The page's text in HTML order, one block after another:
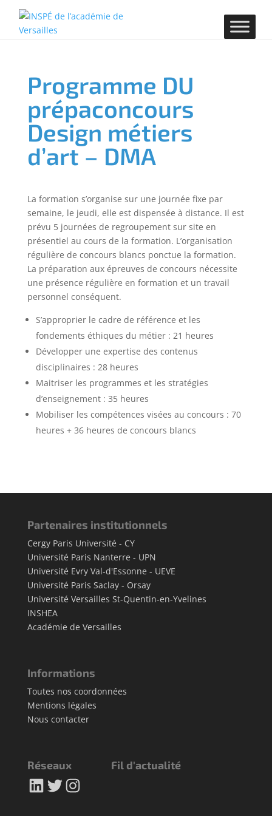
Programme DU
prépaconcours
Design métiers
d’art – DMA
La formation s’organise sur une journée fixe par
semaine, le jeudi, elle est dispensée à distance. Il est
prévu 5 journées de regroupement sur site en
présentiel au cours de la formation. L’organisation
régulière de concours blancs ponctue la formation.
La préparation aux épreuves de concours nécessite
une présence régulière en formation et un travail
personnel conséquent.
S’approprier le cadre de référence et les
fondements éthiques du métier : 21 heures
Développer une expertise des contenus
disciplinaires : 28 heures
Maitriser les programmes et les stratégies
d’enseignement : 35 heures
Mobiliser les compétences visées au concours : 70
heures + 36 heures de concours blancs
Partenaires institutionnels
Cergy Paris Université - CY
Université Paris Nanterre - UPN
Université Evry Val-d'Essonne - UEVE
Université Paris Saclay - Orsay
Université Versailles St-Quentin-en-Yvelines
INSHEA
Académie de Versailles
Informations
Toutes nos coordonnées
Mentions légales
Nous contacter
Réseaux
LinkedIn
TwitterInstagram
Fil d'actualité